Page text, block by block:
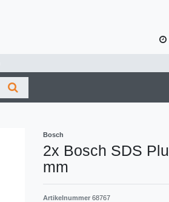
Bosch
2x Bosch SDS
mm
Artikelnummer 68767